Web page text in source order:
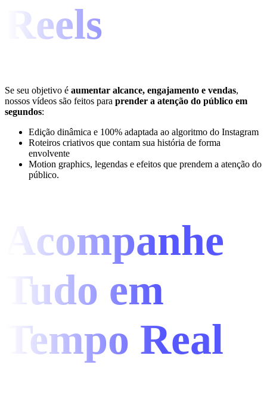
Reels
Se seu objetivo é aumentar alcance, engajamento e vendas,
nossos vídeos são feitos para prender a atenção do público em
segundos:
Edição dinâmica e 100% adaptada ao algoritmo do Instagram
Roteiros criativos que contam sua história de forma
envolvente
Motion graphics, legendas e efeitos que prendem a atenção do
público.
Acompanhe
Tudo em
Tempo Real